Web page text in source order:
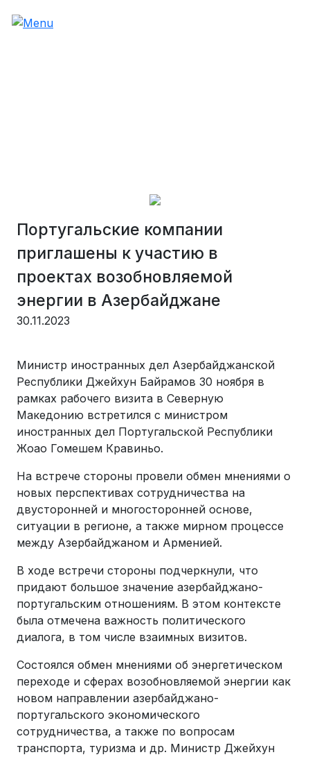
Португальские компании
приглашены к участию в
проектах возобновляемой
энергии в Азербайджане
30.11.2023
Министр иностранных дел Азербайджанской
Республики Джейхун Байрамов 30 ноября в
рамках рабочего визита в Северную
Македонию встретился с министром
иностранных дел Португальской Республики
Жоао Гомешем Кравиньо.
На встрече стороны провели обмен мнениями о
новых перспективах сотрудничества на
двусторонней и многосторонней основе,
ситуации в регионе, а также мирном процессе
между Азербайджаном и Арменией.
В ходе встречи стороны подчеркнули, что
придают большое значение азербайджано-
португальским отношениям. В этом контексте
была отмечена важность политического
диалога, в том числе взаимных визитов.
Состоялся обмен мнениями об энергетическом
переходе и сферах возобновляемой энергии как
новом направлении азербайджано-
португальского экономического
сотрудничества, а также по вопросам
транспорта, туризма и др. Министр Джейхун